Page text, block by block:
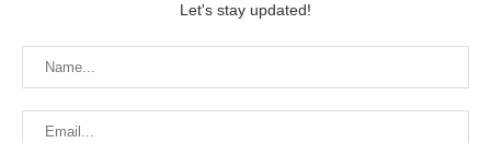
Let's stay updated!